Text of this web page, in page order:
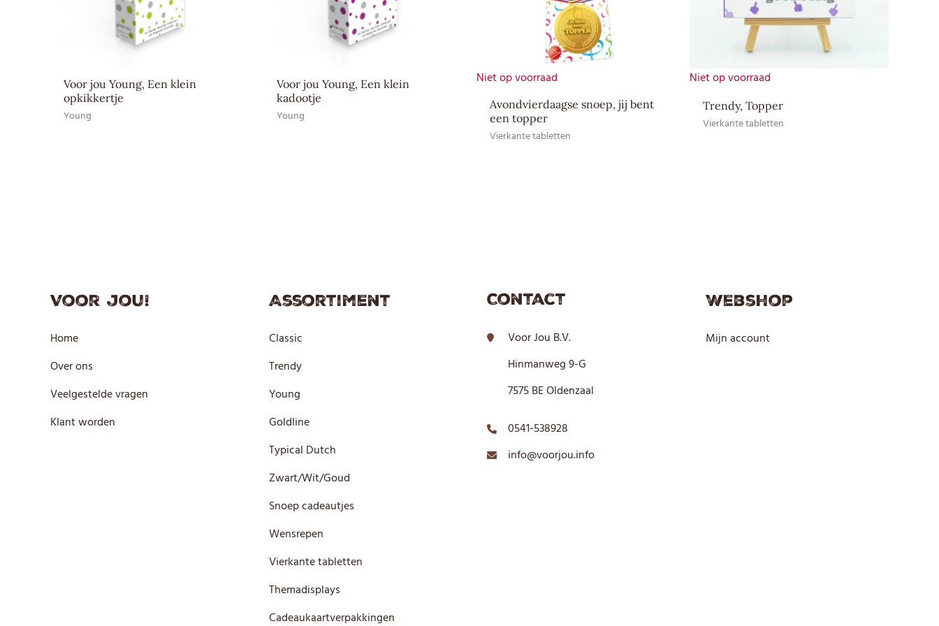
Ingrediënten
SOJAlecithine, Suiker, Volle MELKpoeder, Watervrij MELKvet
8717624833069
EAN HE
8717624833496
Voor jou Young, Een klein
opkikkertje
Young
Voor jou Young, Een klein
kadootje
Young
Niet op voorraad
Avondvierdaagse snoep, jij bent
een topper
Vierkante tabletten
Niet op voorraad
Trendy, Topper
Vierkante tabletten
Voor jou!
Home
Over ons
Veelgestelde vragen
Klant worden
Assortiment
Classic
Trendy
Young
Goldline
Typical Dutch
Zwart/Wit/Goud
Snoep cadeautjes
Wensrepen
Vierkante tabletten
Themadisplays
Cadeaukaartverpakkingen
Contact
Voor Jou B.V.
Hinmanweg 9-G
7575 BE Oldenzaal
0541-538928
info@voorjou.info
Webshop
Mijn account